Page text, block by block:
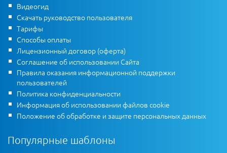
Видеогид
Скачать руководство пользователя
Тарифы
Способы оплаты
Лицензионный договор (оферта)
Соглашение об использовании Сайта
Правила оказания информационной поддержки
пользователей
Политика конфиденциальности
Информация об использовании файлов cookie
Положение об обработке и защите персональных данных
Популярные шаблоны